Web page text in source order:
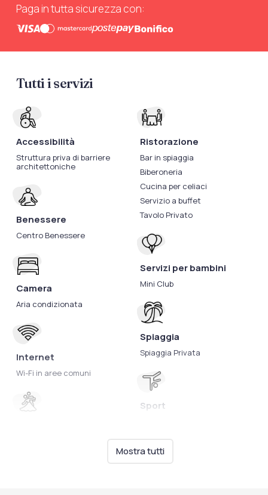
Paga in tutta sicurezza con:
Tutti i servizi
Accessibilità
Struttura priva di barriere
architettoniche
Benessere
Centro Benessere
Camera
Aria condizionata
Internet
Wi-Fi in aree comuni
Ristorazione
Bar in spiaggia
Biberoneria
Cucina per celiaci
Servizio a buffet
Tavolo Privato
Servizi per bambini
Mini Club
Spiaggia
Spiaggia Privata
Sport
Palestra
Mostra tutti